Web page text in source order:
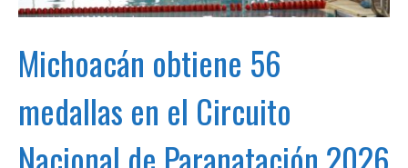
Michoacán obtiene 56
medallas en el Circuito
Nacional de Paranatación 2026